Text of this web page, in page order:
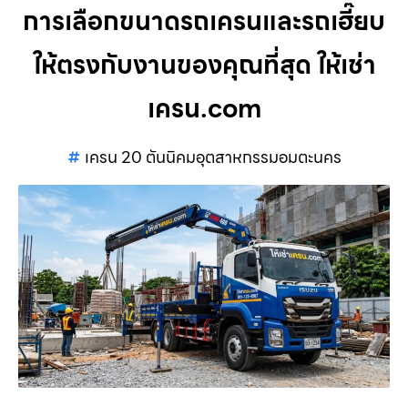
การเลือกขนาดรถเครนและรถเฮี๊ยบ
ให้ตรงกับงานของคุณที่สุด ให้เช่า
เครน.com
เครน 20 ตันนิคมอุตสาหกรรมอมตะนคร